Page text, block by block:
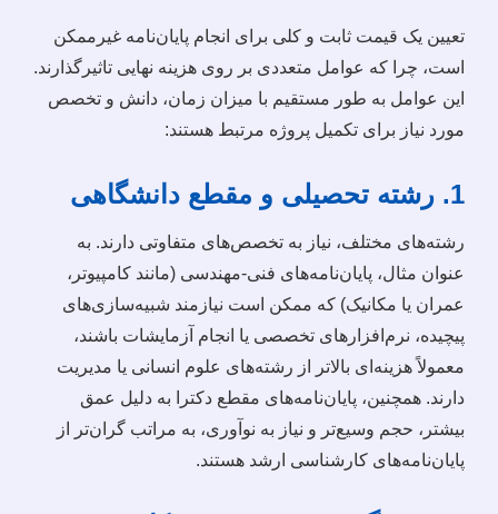
تعیین یک قیمت ثابت و کلی برای انجام پایان‌نامه غیرممکن
است، چرا که عوامل متعددی بر روی هزینه نهایی تاثیرگذارند.
این عوامل به طور مستقیم با میزان زمان، دانش و تخصص
مورد نیاز برای تکمیل پروژه مرتبط هستند:
1. رشته تحصیلی و مقطع دانشگاهی
رشته‌های مختلف، نیاز به تخصص‌های متفاوتی دارند. به
عنوان مثال، پایان‌نامه‌های فنی-مهندسی (مانند کامپیوتر،
عمران یا مکانیک) که ممکن است نیازمند شبیه‌سازی‌های
پیچیده، نرم‌افزارهای تخصصی یا انجام آزمایشات باشند،
معمولاً هزینه‌ای بالاتر از رشته‌های علوم انسانی یا مدیریت
دارند. همچنین، پایان‌نامه‌های مقطع دکترا به دلیل عمق
بیشتر، حجم وسیع‌تر و نیاز به نوآوری، به مراتب گران‌تر از
پایان‌نامه‌های کارشناسی ارشد هستند.